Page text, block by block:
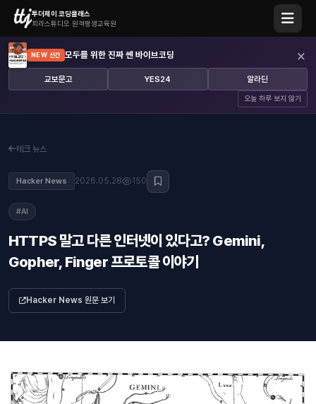
투더제이 코딩클래스
피라스튜디오 원격평생교육원
NEW 신간 모두를 위한 진짜 쎈 바이브코딩
교보문고 YES24 알라딘
오늘 하루 보지 않기
×
테크 뉴스
Hacker News 2026.05.28 150
#AI
HTTPS 말고 다른 인터넷이 있다고? Gemini,
Gopher, Finger 프로토콜 이야기
Hacker News 원문 보기